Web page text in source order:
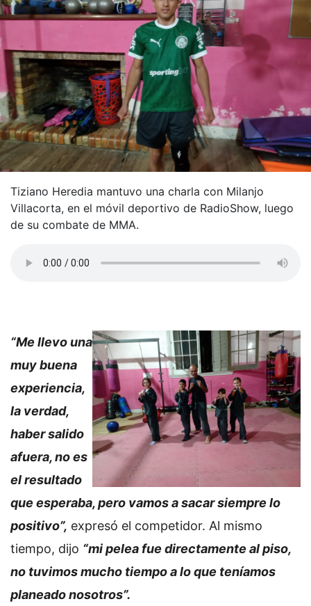
Tiziano Heredia mantuvo una charla con Milanjo
Villacorta, en el móvil deportivo de RadioShow, luego
de su combate de MMA.
“Me llevo una
muy buena
experiencia,
la verdad,
haber salido
afuera, no es
el resultado
que esperaba, pero vamos a sacar siempre lo
positivo”, expresó el competidor. Al mismo
tiempo, dijo “mi pelea fue directamente al piso,
no tuvimos mucho tiempo a lo que teníamos
planeado nosotros”.